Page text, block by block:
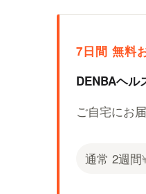
7日間 無料
DENBAヘル
ご自宅にお
通常 2週間